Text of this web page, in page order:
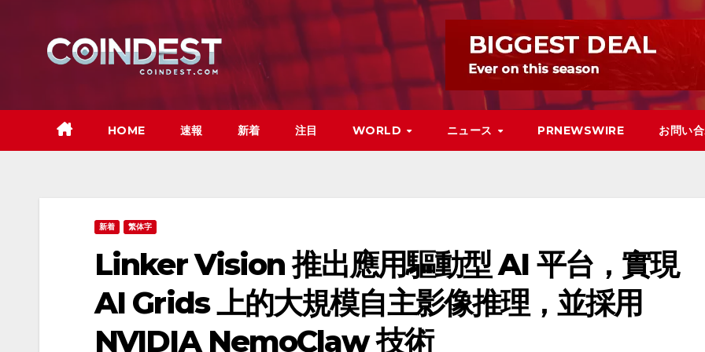
HOME 速報 新着 注目 WORLD ニュース PRNEWSWIRE お問い
新着 繁体字
Linker Vision 推出應用驅動型 AI 平台，實現
AI Grids 上的大規模自主影像推理，並採用
NVIDIA NemoClaw 技術